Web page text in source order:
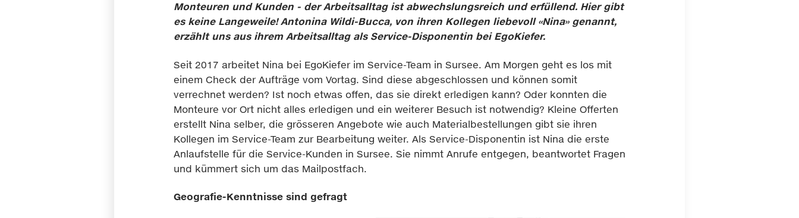
Monteuren und Kunden - der Arbeitsalltag ist abwechslungsreich und erfüllend. Hier gibt
es keine Langeweile! Antonina Wildi-Bucca, von ihren Kollegen liebevoll «Nina» genannt,
erzählt uns aus ihrem Arbeitsalltag als Service-Disponentin bei EgoKiefer.
Seit 2017 arbeitet Nina bei EgoKiefer im Service-Team in Sursee. Am Morgen geht es los mit
einem Check der Aufträge vom Vortag. Sind diese abgeschlossen und können somit
verrechnet werden? Ist noch etwas offen, das sie direkt erledigen kann? Oder konnten die
Monteure vor Ort nicht alles erledigen und ein weiterer Besuch ist notwendig? Kleine Offerten
erstellt Nina selber, die grösseren Angebote wie auch Materialbestellungen gibt sie ihren
Kollegen im Service-Team zur Bearbeitung weiter. Als Service-Disponentin ist Nina die erste
Anlaufstelle für die Service-Kunden in Sursee. Sie nimmt Anrufe entgegen, beantwortet Fragen
und kümmert sich um das Mailpostfach.
Geografie-Kenntnisse sind gefragt